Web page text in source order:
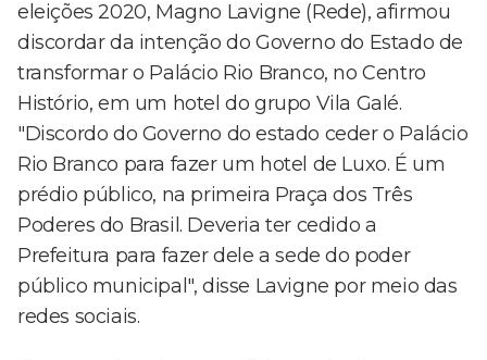
eleições 2020, Magno Lavigne (Rede), afirmou
discordar da intenção do Governo do Estado de
transformar o Palácio Rio Branco, no Centro
Histório, em um hotel do grupo Vila Galé.
"Discordo do Governo do estado ceder o Palácio
Rio Branco para fazer um hotel de Luxo. É um
prédio público, na primeira Praça dos Três
Poderes do Brasil. Deveria ter cedido a
Prefeitura para fazer dele a sede do poder
público municipal", disse Lavigne por meio das
redes sociais.